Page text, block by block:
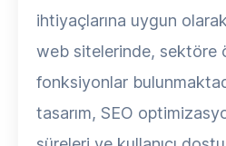
ihtiyaçlarına uygun
web sitelerinde, sektöre
fonksiyonlar
tasarım, SEO